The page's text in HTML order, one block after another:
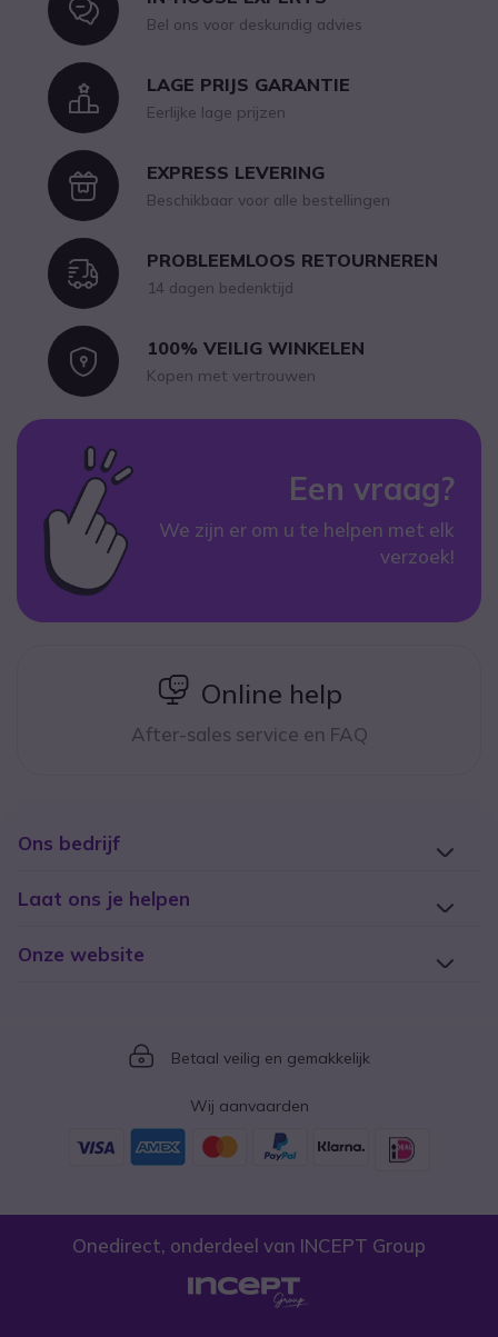
IconBel ons voor deskundig advies
IconLAGE PRIJS GARANTIE
Eerlijke lage prijzen
IconEXPRESS LEVERING
Beschikbaar voor alle bestellingen
IconPROBLEEMLOOS RETOURNEREN
14 dagen bedenktijd
Icon100% VEILIG WINKELEN
Kopen met vertrouwen
Een vraag?
We zijn er om u te helpen met elk
verzoek!
icon
Online help
After-sales service en FAQ
Ons bedrijf
Laat ons je helpen
Onze website
Icon
Betaal veilig en gemakkelijk
Wij aanvaarden
Onedirect, onderdeel van INCEPT Group